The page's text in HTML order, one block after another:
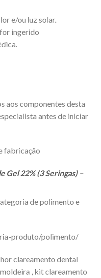
e/ou luz solar.
ingerido
aos componentes desta
antes de iniciar
fabricação
Gel 22% (3 Seringas) –
de polimento e
produto/polimento/
clareamento dental
, kit clareamento